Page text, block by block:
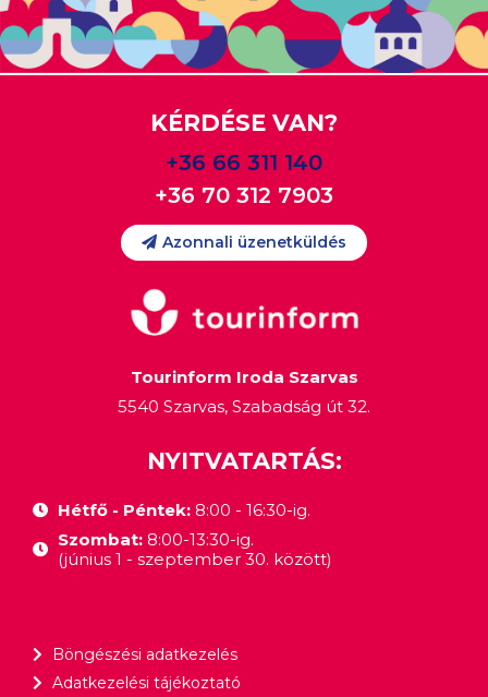
KÉRDÉSE VAN?
+36 66 311 140
+36 70 312 7903
Azonnali üzenetküldés
Tourinform Iroda Szarvas
5540 Szarvas, Szabadság út 32.
NYITVATARTÁS:
Hétfő - Péntek:8:00 - 16:30-ig.
Szombat: 8:00-13:30-ig.
(június 1 - szeptember 30. között)
Böngészési adatkezelés
Adatkezelési tájékoztató